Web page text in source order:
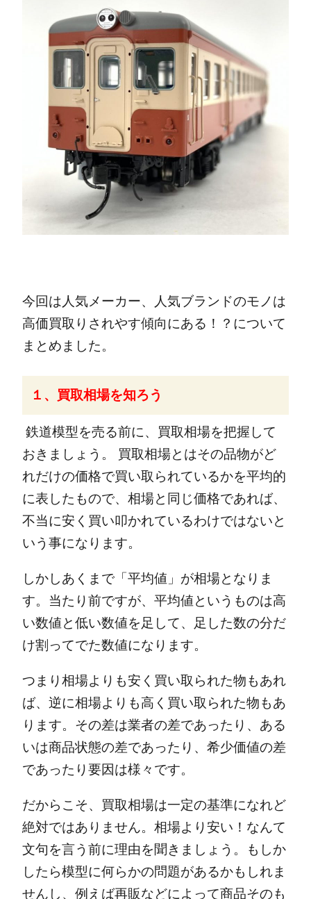
今回は人気メーカー、人気ブランドのモノは
高価買取りされやす傾向にある！？について
まとめました。
１、買取相場を知ろう
鉄道模型を売る前に、買取相場を把握して
おきましょう。
買取相場とはその品物がど
れだけの価格で買い取られているかを平均的
に表したもので、相場と同じ価格であれば、
不当に安く買い叩かれているわけではないと
いう事になります。
しかしあくまで「平均値」が相場となりま
す。当たり前ですが、平均値というものは高
い数値と低い数値を足して、足した数の分だ
け割ってでた数値になります。
つまり相場よりも安く買い取られた物もあれ
ば、逆に相場よりも高く買い取られた物もあ
ります。 その差は業者の差であったり、ある
いは商品状態の差であったり、希少価値の差
であったり要因は様々です。
だからこそ、買取相場は一定の基準になれど
絶対ではありません。 相場より安い！なんて
文句を言う前に理由を聞きましょう。
もしか
したら模型に何らかの問題があるかもしれま
せんし、例えば再販などによって商品そのも